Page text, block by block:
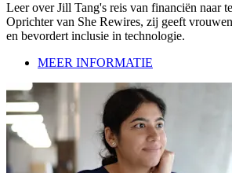
Leer over Jill Tang's reis van financiën naar
Oprichter van She Rewires, zij geeft
en bevordert inclusie in technologie.
MEER INFORMATIE